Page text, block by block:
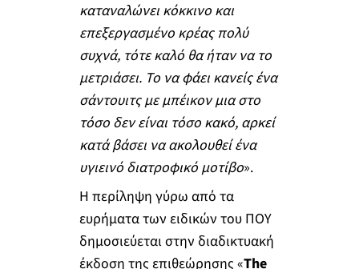
καταναλώνει κόκκινο και
επεξεργασμένο κρέας πολύ
συχνά, τότε καλό θα ήταν να το
μετριάσει. Το να φάει κανείς ένα
σάντουιτς με μπέικον μια στο
τόσο δεν είναι τόσο κακό, αρκεί
κατά βάσει να ακολουθεί ένα
υγιεινό διατροφικό μοτίβο».
Η περίληψη γύρω από τα
ευρήματα των ειδικών του ΠΟΥ
δημοσιεύεται στην διαδικτυακή
έκδοση της επιθεώρησης «The